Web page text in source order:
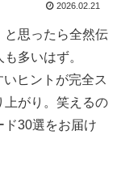
2026.02.21
と思ったら全然伝
多いはず。
ヒントが完全ス
上がり。笑えるの
ド30選をお届け